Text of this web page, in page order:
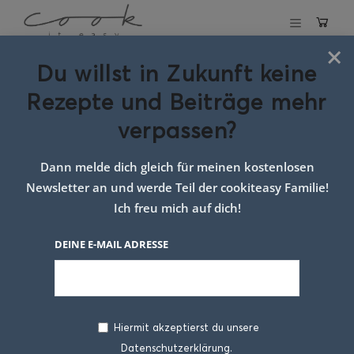
Schlagwort:Pizza
Weber Grill
×
Du willst in Zukunft keine
Rezepte und Beiträge mehr
verpassen?
Dann melde dich gleich für meinen kostenlosen
Newsletter an und werde Teil der cookiteasy Familie!
Ich freu mich auf dich!
DEINE E-MAIL ADRESSE
Hiermit akzeptierst du unsere
Datenschutzerklärung.